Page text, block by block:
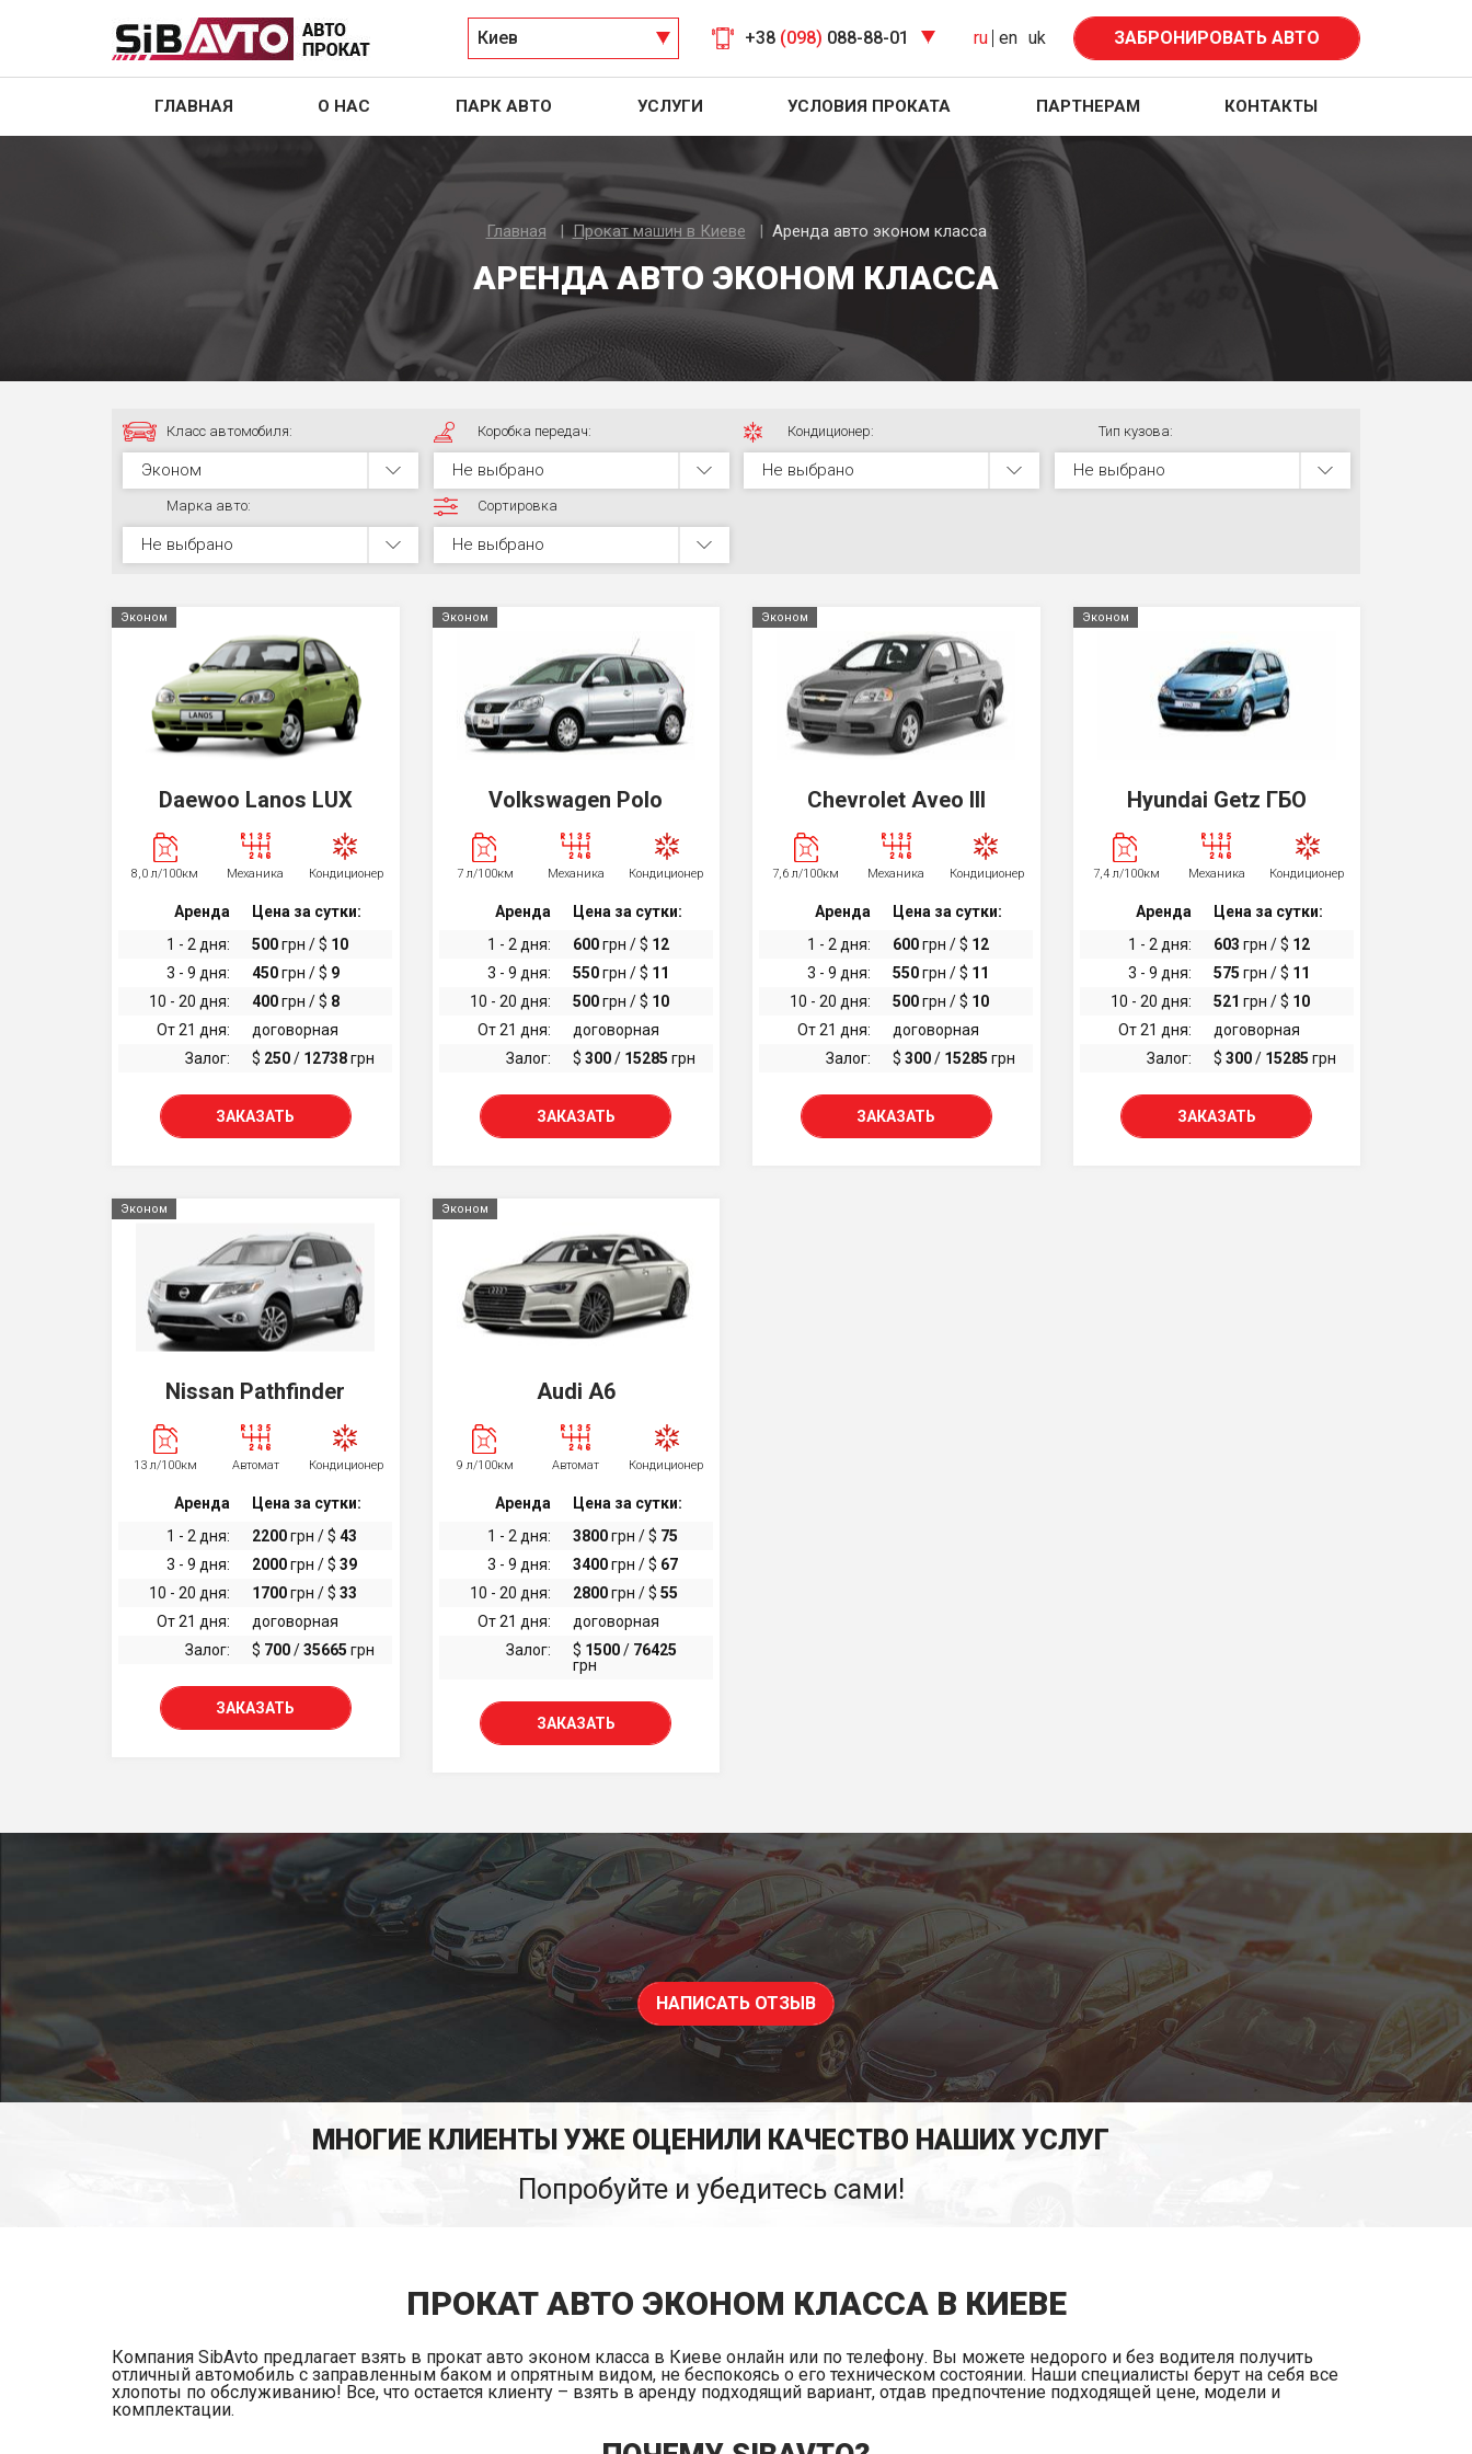
Киев +38 (098) 088-88-01 ru en uk ЗАБРОНИРОВАТЬ АВТО
ГЛАВНАЯ О НАС ПАРК АВТО УСЛУГИ УСЛОВИЯ ПРОКАТА ПАРТНЕРАМ КОНТАКТЫ
Главная Прокат машин в Киеве Аренда авто эконом класса
АРЕНДА АВТО ЭКОНОМ КЛАССА
Класс автомобиля:
Эконом
Коробка передач:
Не выбрано
Кондиционер:
Не выбрано
Тип кузова:
Не выбрано
Марка авто:
Не выбрано
Сортировка
Не выбрано
Эконом
Daewoo Lanos LUX
8,0 л/100км Механика Кондиционер
Аренда
Цена за сутки:
1 - 2 дня:
500грн / $ 10
3 - 9 дня:
450грн / $ 9
10 - 20 дня:
400грн / $ 8
От 21 дня:
договорная
Залог:
$ 250/ 12738грн
ЗАКАЗАТЬ
Эконом
Volkswagen Polo
7 л/100км Механика Кондиционер
Аренда
Цена за сутки:
1 - 2 дня:
600грн / $ 12
3 - 9 дня:
550грн / $ 11
10 - 20 дня:
500грн / $ 10
От 21 дня:
договорная
Залог:
$ 300/ 15285 грн
ЗАКАЗАТЬ
Эконом
Chevrolet Aveo III
7,6 л/100км Механика Кондиционер
Аренда
Цена за сутки:
1 - 2 дня:
600грн / $ 12
3 - 9 дня:
550грн / $ 11
10 - 20 дня:
500грн / $ 10
От 21 дня:
договорная
Залог:
$ 300/ 15285 грн
ЗАКАЗАТЬ
Эконом
Hyundai Getz ГБО
7,4 л/100км Механика Кондиционер
Аренда
Цена за сутки:
1 - 2 дня:
603 грн / $ 12
3 - 9 дня:
575 грн / $ 11
10 - 20 дня:
521 грн / $ 10
От 21 дня:
договорная
Залог:
$ 300/ 15285 грн
ЗАКАЗАТЬ
Эконом
Nissan Pathfinder
13 л/100км Автомат Кондиционер
Аренда
Цена за сутки:
1 - 2 дня:
2200грн / $ 43
3 - 9 дня:
2000грн / $ 39
10 - 20 дня:
1700грн / $ 33
От 21 дня:
договорная
Залог:
$ 700/35665 грн
ЗАКАЗАТЬ
Эконом
Audi A6
9 л/100км Автомат Кондиционер
Аренда
Цена за сутки:
1 - 2 дня:
3800грн / $ 75
3 - 9 дня:
3400грн / $ 67
10 - 20 дня:
2800грн / $ 55
От 21 дня:
договорная
Залог:
$ 1500/ 76425
грн
ЗАКАЗАТЬ
НАПИСАТЬ ОТЗЫВ
МНОГИЕ КЛИЕНТЫ УЖЕ ОЦЕНИЛИ КАЧЕСТВО НАШИХ УСЛУГ
Попробуйте и убедитесь сами!
ПРОКАТ АВТО ЭКОНОМ КЛАССА В КИЕВЕ
Компания SibAvto предлагает взять в прокат авто эконом класса в Киеве онлайн или по телефону. Вы можете недорого и без водителя получить
отличный автомобиль с заправленным баком и опрятным видом, не беспокоясь о его техническом состоянии. Наши специалисты берут на себя все
хлопоты по обслуживанию! Все, что остается клиенту – взять в аренду подходящий вариант, отдав предпочтение подходящей цене, модели и
комплектации.